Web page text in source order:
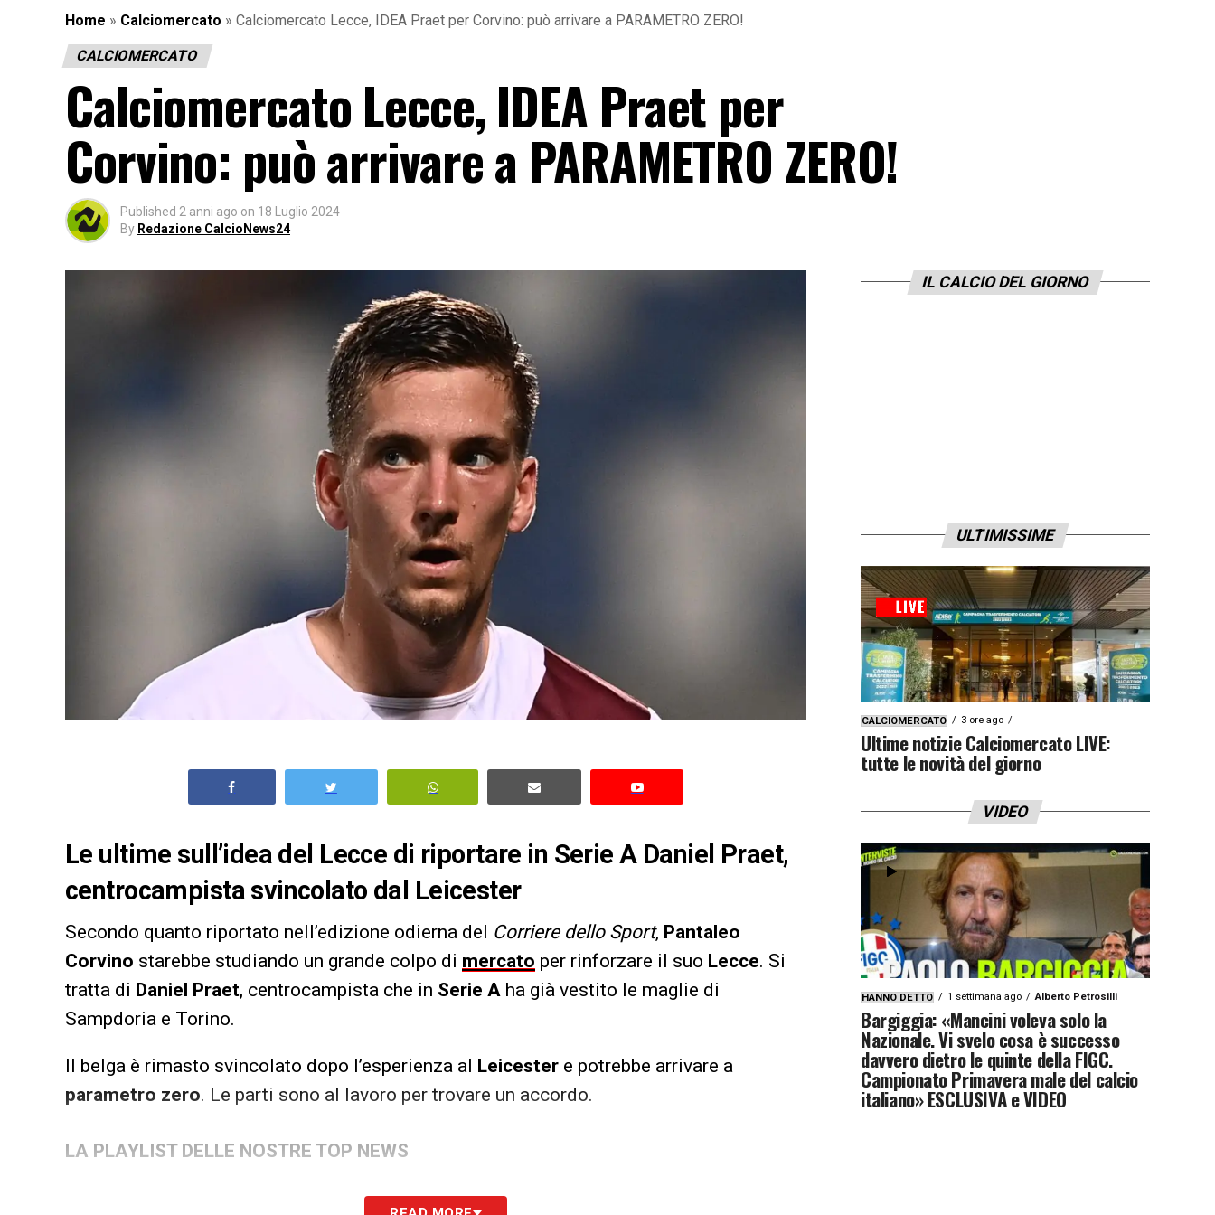
Home » Calciomercato » Calciomercato Lecce, IDEA Praet per Corvino: può arrivare a PARAMETRO ZERO!
CALCIOMERCATO
Calciomercato Lecce, IDEA Praet per
Corvino: può arrivare a PARAMETRO ZERO!
Published 2 anni ago on 18 Luglio 2024
By Redazione CalcioNews24
Le ultime sull’idea del Lecce di riportare in Serie A Daniel Praet,
centrocampista svincolato dal Leicester
Secondo quanto riportato nell’edizione odierna del Corriere dello Sport, Pantaleo
Corvino starebbe studiando un grande colpo di mercato per rinforzare il suo Lecce. Si
tratta di Daniel Praet, centrocampista che in Serie A ha già vestito le maglie di
Sampdoria e Torino.
Il belga è rimasto svincolato dopo l’esperienza al Leicester e potrebbe arrivare a
parametro zero. Le parti sono al lavoro per trovare un accordo.
LA PLAYLIST DELLE NOSTRE TOP NEWS
IL CALCIO DEL GIORNO
ULTIMISSIME
CALCIOMERCATO 3 ore ago
Ultime notizie Calciomercato LIVE:
tutte le novità del giorno
VIDEO
HANNO DETTO 1 settimana ago Alberto Petrosilli
Bargiggia: «Mancini voleva solo la
Nazionale. Vi svelo cosa è successo
davvero dietro le quinte della FIGC.
Campionato Primavera male del calcio
italiano» ESCLUSIVA e VIDEO